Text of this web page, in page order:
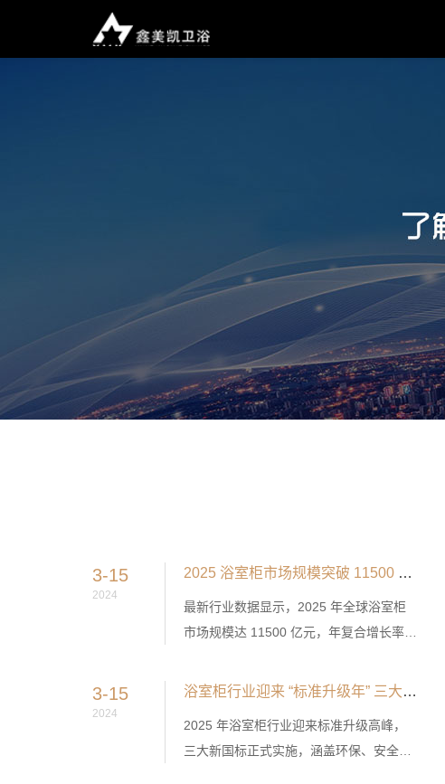
3-15
2024
2025 浴室柜市场规模突破 11500 亿元 智能化与定制化成核心增长引擎
最新行业数据显示，2025 年全球浴室柜
市场规模达 11500 亿元，年复合增长率
长的双核心，适老化与环保产品需求激
3-15
2024
浴室柜行业迎来 “标准升级年” 三大新国标推动产业高质量发展
2025 年浴室柜行业迎来标准升级高峰，
三大新国标正式实施，涵盖环保、安全、